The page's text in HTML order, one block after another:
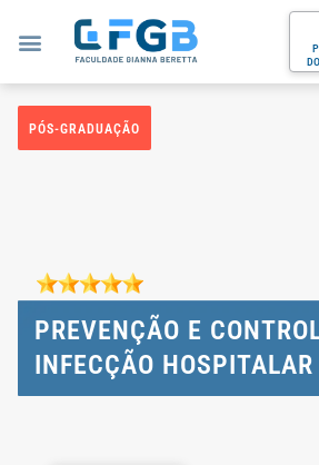
PÓS-GRADUAÇÃO
PREVENÇÃO E
INFECÇÃO HOSPITALAR